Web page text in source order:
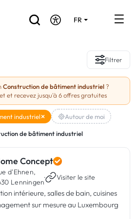
FR
?
Filtrer
Construction de bâtiment industriel ?
et recevez jusqu'à 6 offres gratuites
industriel Autour de moi
de bâtiment industriel
Concept
d'Ehnen,
Lenningen
· Visiter le site
intérieure, salles de bain, cuisines
sur mesure au Luxembourg